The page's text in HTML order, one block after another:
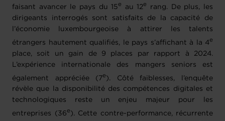
faisant avancer le pays du 15e au 12e
rang. De plus, les
dirigeants interrogés sont satisfaits de la capacité de
l’économie luxembourgeoise à attirer les talents
étrangers hautement qualifiés, le pays s’affichant à la 4e
place, soit un gain de 9 places par rapport à 2024.
L’expérience internationale des mangers seniors est
également appréciée (7e ). Côté faiblesses, l’enquête
révèle que la disponibilité des compétences digitales et
technologiques reste un enjeu majeur pour les
entreprises (36e ). Cette contre-performance, récurrente